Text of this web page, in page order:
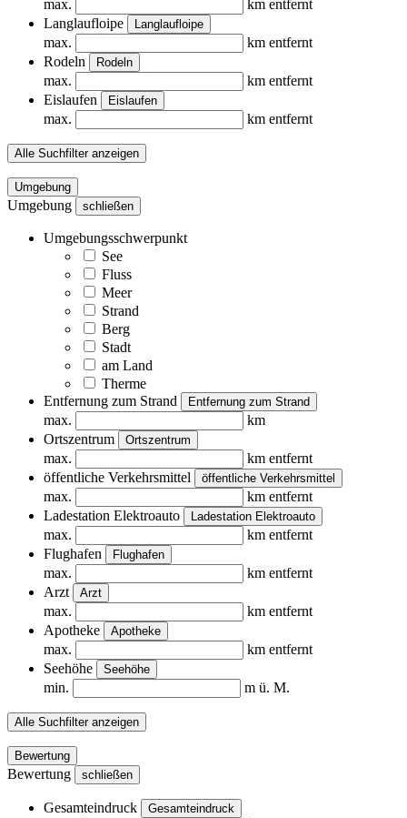
max.
km entfernt
Langlaufloipe
Langlaufloipe
max.
km entfernt
Rodeln
Rodeln
max.
km entfernt
Eislaufen
Eislaufen
max. km entfernt
Alle Suchfilter anzeigen
Umgebung
Umgebung schließen
Umgebungsschwerpunkt
See
Fluss
Meer
Strand
Berg
Stadt
am Land
Therme
Entfernung zum Strand
Entfernung zum Strand
max.
km
Ortszentrum
Ortszentrum
max.
km entfernt
öffentliche Verkehrsmittel
öffentliche Verkehrsmittel
max.
km entfernt
Ladestation Elektroauto
Ladestation Elektroauto
max.
km entfernt
Flughafen
Flughafen
max.
km entfernt
Arzt
Arzt
max.
km entfernt
Apotheke
Apotheke
max.
km entfernt
Seehöhe
Seehöhe
min. m ü. M.
Alle Suchfilter anzeigen
Bewertung
Bewertung schließen
Gesamteindruck Gesamteindruck